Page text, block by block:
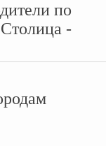
по
-